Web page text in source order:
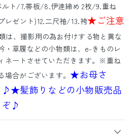
ト/7.帯板/8.伊逹締め 2枚/9.重ね
ゼント)12.二尺袖/13.袴★ご注意
は、撮影用の為お付けする物と異な
・草履などの小物類は、e-きものレ
ネートさせていただきます。※重ね
場合がございます。★お母さ
♪★髪飾りなどの小物販売品
ぞ♪